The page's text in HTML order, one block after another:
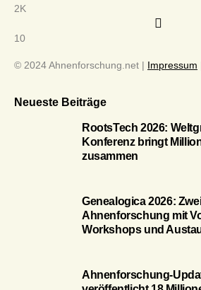
2K
10
© 2024 Ahnenforschung.net | Impressum
Neueste Beiträge
RootsTech 2026:
Konferenz bringt
zusammen
Genealogica 2026:
Ahnenforschung mit
Workshops und
Ahnenforschung-